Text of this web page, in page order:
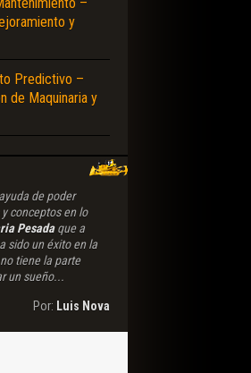
y
Predictivo –
de Maquinaria y
de poder
conceptos en lo
Pesadaque a
sido un éxito en la
tiene la parte
un sueño...
Por: Luis Nova